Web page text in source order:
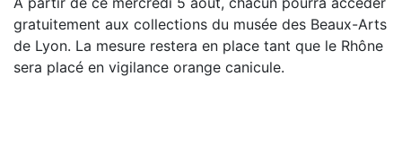
gratuitement aux collections du musée des Beaux-Arts
de Lyon. La mesure restera en place tant que le Rhône
sera placé en vigilance orange canicule.